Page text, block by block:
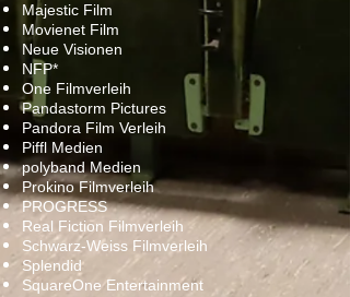
Majestic Film
Movienet Film
Neue Visionen
NFP*
One Filmverleih
Pandastorm Pictures
Pandora Film Verleih
Piffl Medien
polyband Medien
Prokino Filmverleih
PROGRESS
Real Fiction Filmverleih
Schwarz-Weiss Filmverleih
Splendid
SquareOne Entertainment